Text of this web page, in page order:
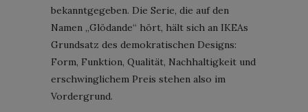
bekanntgegeben. Die Serie, die auf den
Namen „Glödande“ hört, hält sich an IKEAs
Grundsatz des demokratischen Designs:
Form, Funktion, Qualität, Nachhaltigkeit und
erschwinglichem Preis stehen also im
Vordergrund.